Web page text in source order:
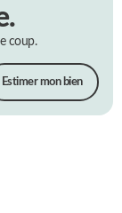
coup.
Estimer mon bien